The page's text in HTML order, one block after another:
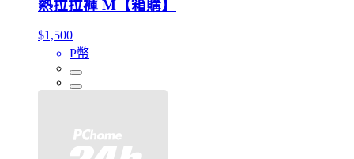
熱拉拉褲 M【箱購】
$1,500
P幣